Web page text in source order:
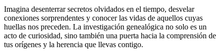
Imagina desenterrar secretos olvidados en el tiempo, desvelar
conexiones sorprendentes y conocer las vidas de aquellos cuyas
huellas nos preceden. La investigación genealógica no solo es un
acto de curiosidad, sino también una puerta hacia la comprensión de
tus orígenes y la herencia que llevas contigo.